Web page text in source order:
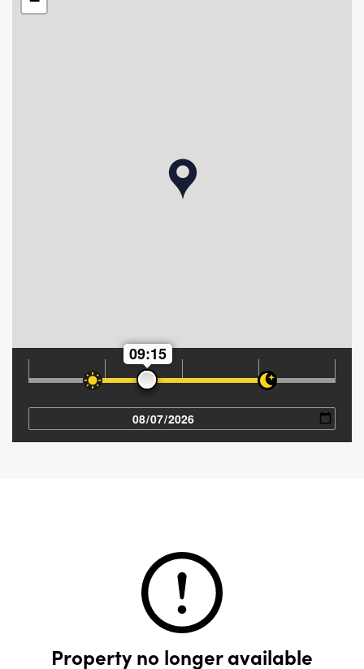
09:15
Property no longer available